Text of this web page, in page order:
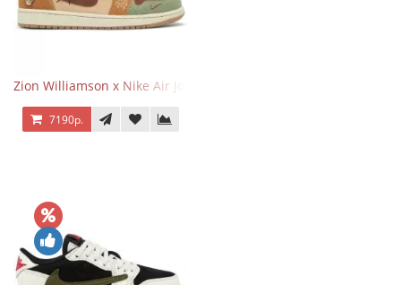
Zion Williamson x Nike Air Jordan 1 Retro Low OG Voodoo
7190р.